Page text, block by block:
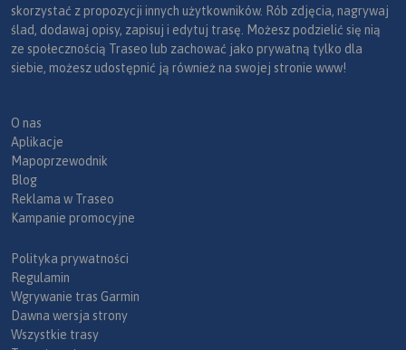
skorzystać z propozycji innych użytkowników. Rób zdjęcia, nagrywaj
ślad, dodawaj opisy, zapisuj i edytuj trasę. Możesz podzielić się nią
ze społecznością Traseo lub zachować jako prywatną tylko dla
siebie, możesz udostępnić ją również na swojej stronie www!
O nas
Aplikacje
Mapoprzewodnik
Blog
Reklama w Traseo
Kampanie promocyjne
Polityka prywatności
Regulamin
Wgrywanie tras Garmin
Dawna wersja strony
Wszystkie trasy